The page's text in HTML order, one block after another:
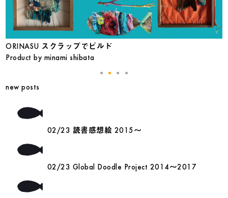
ORINASU スクラップでビルド
Product by minami shibata
new posts
02/23 読書感想絵 2015～
02/23 Global Doodle Project 2014〜2017